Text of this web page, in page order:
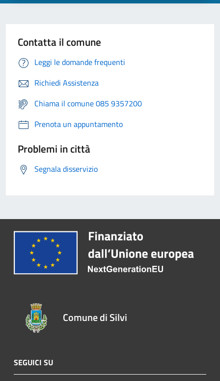
Contatta il comune
Leggi le domande frequenti
Richiedi Assistenza
Chiama il comune 085 9357200
Prenota un appuntamento
Problemi in città
Segnala disservizio
Comune di Silvi
SEGUICI SU